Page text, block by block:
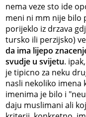
nema veze sto ide
meni ni mm nije bilo
porijeklo iz drzava
tursko ili perzijsko)
da ima lijepo
svudje u svijetu.
je tipicno za neku
nasli nekoliko imena
imenima je bilo i
daju muslimani ali